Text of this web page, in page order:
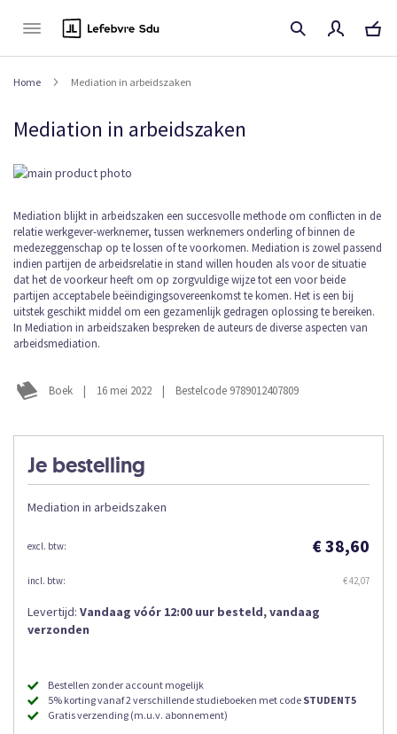
Home Mediation in arbeidszaken
Mediation in arbeidszaken
Je bestelling
Mediation in arbeidszaken
€ 38,60
€ 42,07
Levertijd: Vandaag vóór 12:00 uur besteld, vandaag
verzonden
Bestellen zonder account mogelijk
5% korting vanaf 2 verschillende studieboeken met code STUDENT5
Gratis verzending (m.u.v. abonnement)
Ga
het
einde
van
de
afbeeldingen-
gallerij
Boek | 16 mei 2022 | Bestelcode 9789012407809
Ga
naar
het
begin
van
de
afbeeldingen-
gallerij
Mediation blijkt in arbeidszaken een succesvolle methode om conflicten in de
relatie werkgever-werknemer, tussen werknemers onderling of binnen de
medezeggenschap op te lossen of te voorkomen. Mediation is zowel passend
indien partijen de arbeidsrelatie in stand willen houden als voor de situatie
dat het de voorkeur heeft om op zorgvuldige wijze tot een voor beide
partijen acceptabele beëindigingsovereenkomst te komen. Het is een bij
uitstek geschikt middel om een gezamenlijk gedragen oplossing te bereiken.
In Mediation in arbeidszaken bespreken de auteurs de diverse aspecten van
arbeidsmediation.